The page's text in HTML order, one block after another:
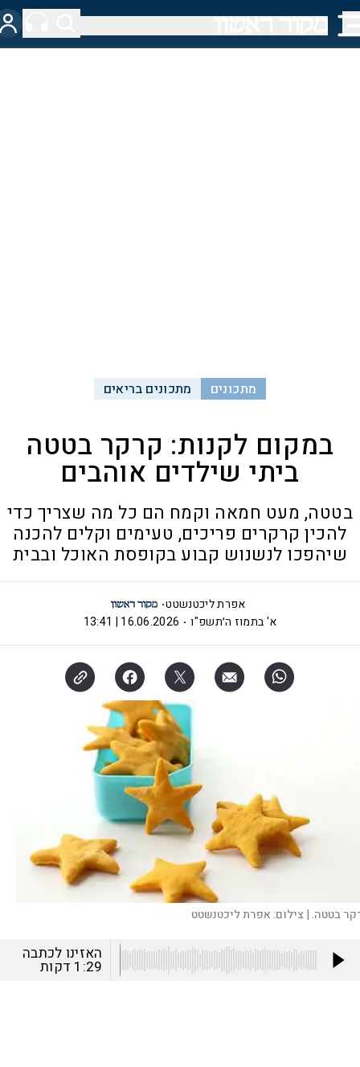
מתכונים מתכונים בריאים
במקום לקנות: קרקר בטטה
ביתי שילדים אוהבים
בטטה, מעט חמאה וקמח הם כל מה שצריך כדי
להכין קרקרים פריכים, טעימים וקלים להכנה
שיהפכו לנשנוש קבוע בקופסת האוכל ובבית
אפרת ליכטנשטט
א' בתמוז ה׳תשפ"ו
16.06.2026 | 13:41
בטטה. | צילום:אפרת ליכטנשטט
האזינו לכתבה
1:29 דקות